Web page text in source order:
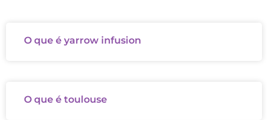
O que é yarrow infusion
O que é toulouse